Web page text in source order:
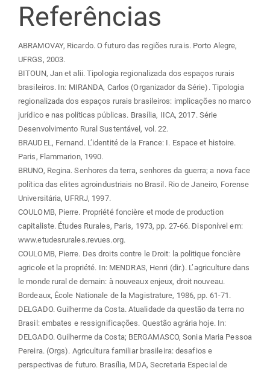
Referências
ABRAMOVAY, Ricardo. O futuro das regiões rurais. Porto Alegre,
UFRGS, 2003.
BITOUN, Jan et alii. Tipologia regionalizada dos espaços rurais
brasileiros. In: MIRANDA, Carlos (Organizador da Série). Tipologia
regionalizada dos espaços rurais brasileiros: implicações no marco
jurídico e nas políticas públicas. Brasília, IICA, 2017. Série
Desenvolvimento Rural Sustentável, vol. 22.
BRAUDEL, Fernand. L’identité de la France: I. Espace et histoire.
Paris, Flammarion, 1990.
BRUNO, Regina. Senhores da terra, senhores da guerra; a nova face
política das elites agroindustriais no Brasil. Rio de Janeiro, Forense
Universitária, UFRRJ, 1997.
COULOMB, Pierre. Propriété foncière et mode de production
capitaliste. Études Rurales, Paris, 1973, pp. 27-66. Disponível em:
www.etudesrurales.revues.org.
COULOMB, Pierre. Des droits contre le Droit: la politique foncière
agricole et la propriété. In: MENDRAS, Henri (dir.). L’agriculture dans
le monde rural de demain: à nouveaux enjeux, droit nouveau.
Bordeaux, École Nationale de la Magistrature, 1986, pp. 61-71.
DELGADO. Guilherme da Costa. Atualidade da questão da terra no
Brasil: embates e ressignificações. Questão agrária hoje. In:
DELGADO. Guilherme da Costa; BERGAMASCO, Sonia Maria Pessoa
Pereira. (Orgs). Agricultura familiar brasileira: desafios e
perspectivas de futuro. Brasília, MDA, Secretaria Especial de